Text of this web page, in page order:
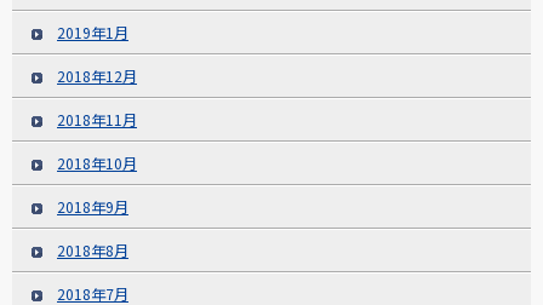
2019年1月
2018年12月
2018年11月
2018年10月
2018年9月
2018年8月
2018年7月